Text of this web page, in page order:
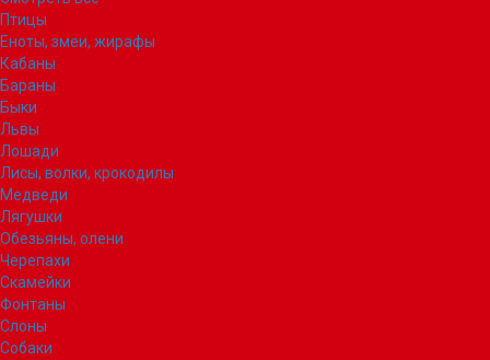
Птицы
Еноты, змеи, жирафы
Кабаны
Бараны
Быки
Львы
Лошади
Лисы, волки, крокодилы
Медведи
Лягушки
Обезьяны, олени
Черепахи
Скамейки
Фонтаны
Слоны
Собаки